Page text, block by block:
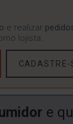
e realizar
lojista.
CADASTRE-
e